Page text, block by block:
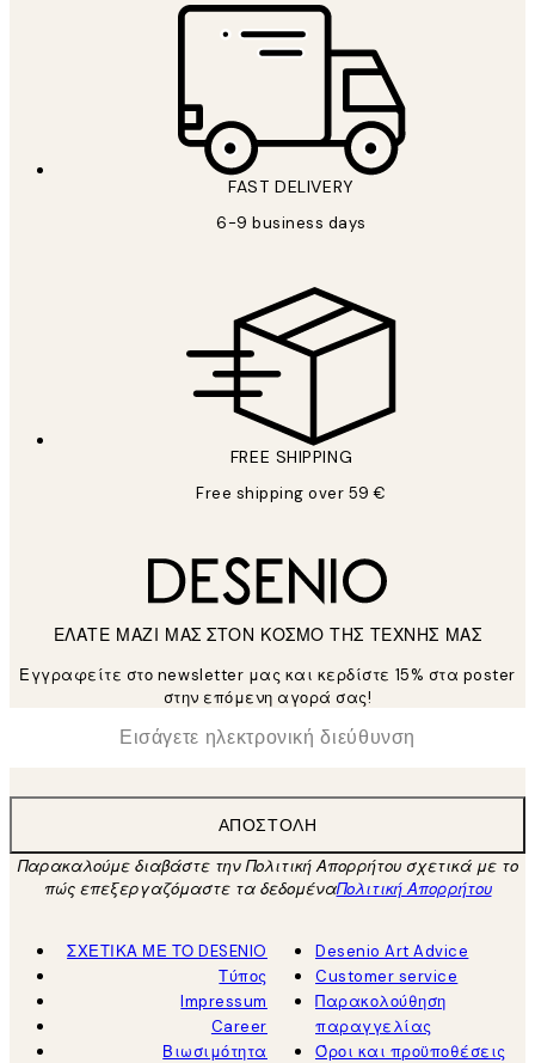
FAST DELIVERY
6-9 business days
FREE SHIPPING
Free shipping over 59 €
ΕΛΑΤΕ ΜΑΖΙ ΜΑΣ ΣΤΟΝ ΚΟΣΜΟ ΤΗΣ ΤΕΧΝΗΣ ΜΑΣ
Εγγραφείτε στο newsletter μας και κερδίστε 15% στα poster
στην επόμενη αγορά σας!
Ηλεκτρονική Διεύθυνση
ΑΠΟΣΤΟΛΉ
Παρακαλούμε διαβάστε την Πολιτική Απορρήτου σχετικά με το
πώς επεξεργαζόμαστε τα δεδομέναΠολιτική Απορρήτου
ΣΧΕΤΙΚΑ ΜΕ ΤΟ DESENIO
Τύπος
Impressum
Career
Βιωσιμότητα
Desenio Art Advice
Customer service
Παρακολούθηση
παραγγελίας
Όροι και προϋποθέσεις